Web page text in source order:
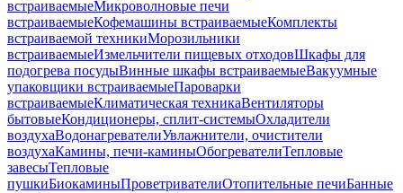
встраиваемыеМикроволновые печи
встраиваемыеКофемашины встраиваемыеКомплекты
встраиваемой техникиМорозильники
встраиваемыеИзмельчители пищевых отходовШкафы для
подогрева посудыВинные шкафы встраиваемыеВакуумные
упаковщики встраиваемыеПароварки
встраиваемыеКлиматическая техникаВентиляторы
бытовыеКондиционеры, сплит-системыОхладители
воздухаВодонагревателиУвлажнители, очистители
воздухаКамины, печи-каминыОбогревателиТепловые
завесыТепловые
пушкиБиокаминыПроветривателиОтопительные печиБанные